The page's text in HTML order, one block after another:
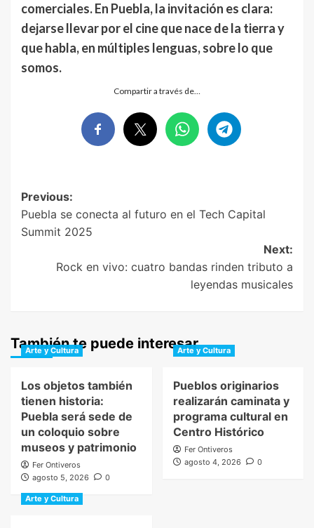
comerciales. En Puebla, la invitación es clara:
dejarse llevar por el cine que nace de la tierra y
que habla, en múltiples lenguas, sobre lo que
somos.
Compartir a través de…
Post
navigation
Previous:
Puebla se conecta al futuro en el Tech Capital
Summit 2025
Next:
Rock en vivo: cuatro bandas rinden tributo a
leyendas musicales
También te puede interesar
Arte y Cultura
Los objetos también
tienen historia:
Puebla será sede de
un coloquio sobre
museos y patrimonio
Fer Ontiveros
agosto 5, 2026
0
Arte y Cultura
Pueblos originarios
realizarán caminata y
programa cultural en
Centro Histórico
Fer Ontiveros
agosto 4, 2026
0
Arte y Cultura